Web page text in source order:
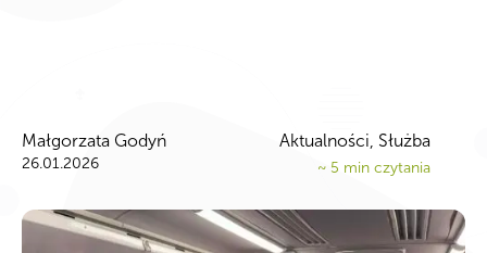
Małgorzata Godyń
26.01.2026
Aktualności Służba
~ 5 min czytania